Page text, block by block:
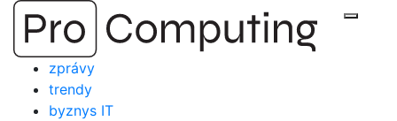
Přejít
obsah
zprávy
trendy
byznys IT